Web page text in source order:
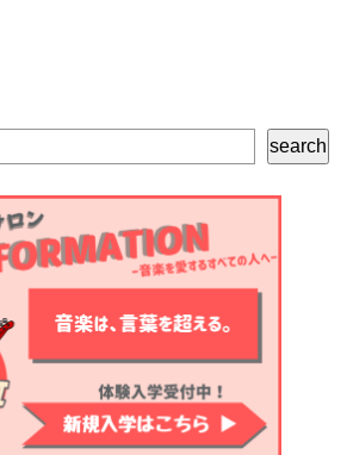
search